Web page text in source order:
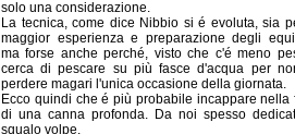
solo una considerazione.
La tecnica, come dice Nibbio si é evoluta, sia
maggior esperienza e preparazione degli
ma forse anche perché, visto che c'é meno
cerca di pescare su più fasce d'acqua per
perdere magari l'unica occasione della giornata.
Ecco quindi che é più probabile incappare nella
di una canna profonda. Da noi spesso
squalo volpe.